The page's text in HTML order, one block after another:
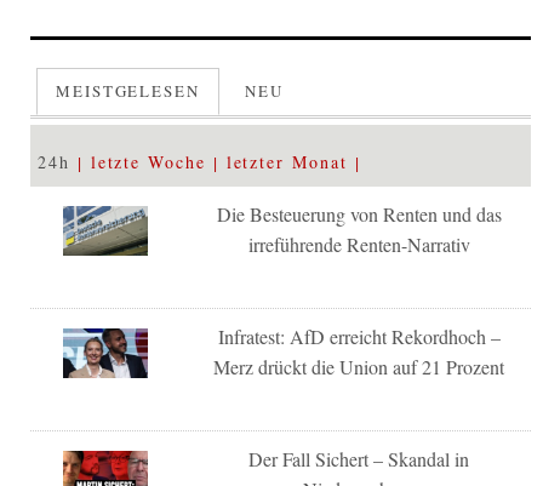
MEISTGELESEN NEU
24h letzte Woche letzter Monat
Die Besteuerung von Renten und das
irreführende Renten-Narrativ
Infratest: AfD erreicht Rekordhoch –
Merz drückt die Union auf 21 Prozent
Der Fall Sichert – Skandal in